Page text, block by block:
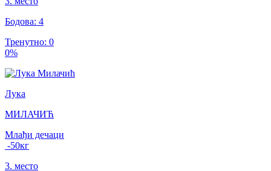
Бодова: 4
Тренутно: 0
0%
Лука
МИЛАЧИЋ
Млађи дечаци
-50кг
3. место